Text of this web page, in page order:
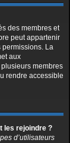
des membres et
peut appartenir
permissions. La
aux
membres
rendre accessible
les rejoindre ?
d’utilisateurs